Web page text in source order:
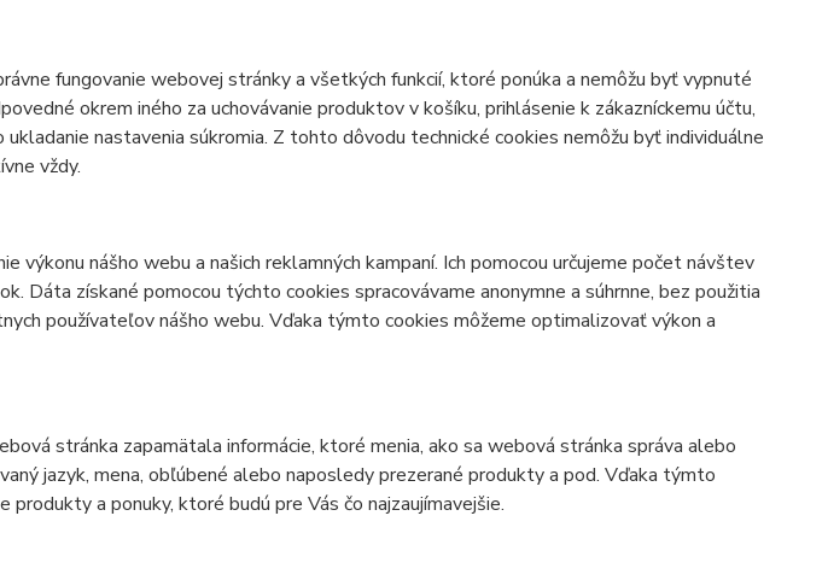
fungovanie webovej stránky a všetkých funkcií, ktoré ponúka a nemôžu byť vypnuté
okrem iného za uchovávanie produktov v košíku, prihlásenie k zákazníckemu účtu,
nastavenia súkromia. Z tohto dôvodu technické cookies nemôžu byť individuálne
vždy.
výkonu nášho webu a našich reklamných kampaní. Ich pomocou určujeme počet návštev
Dáta získané pomocou týchto cookies spracovávame anonymne a súhrnne, bez použitia
používateľov nášho webu. Vďaka týmto cookies môžeme optimalizovať výkon a
stránka zapamätala informácie, ktoré menia, ako sa webová stránka správa alebo
jazyk, mena, obľúbené alebo naposledy prezerané produkty a pod. Vďaka týmto
a ponuky, ktoré budú pre Vás čo najzaujímavejšie.